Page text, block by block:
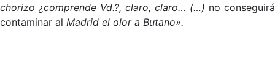
chorizo ¿comprende Vd.?, claro, claro… (…) no conseguirá
contaminar al Madrid el olor a Butano».